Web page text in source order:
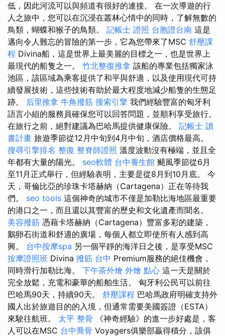
低，因此河流可以與頻道有很好的連接。 在一次導遊的行
人之旅中，您可以在沉浸在叢林心情中的同時，了解無數的
鳥類，蝴蝶和猴子的鳥類。 記帳士 證照 台胞證台南 這是
邁向令人難忘的冒險的第一步，它為您帶來了MSC 舒壓課
程 Divina船，這是世界上最美麗的目標之一，也是世界上
最現代的船隻之一。 竹北整復推拿 該船的專業包括獨家泳
池區，該區域為乘客提供了和平與舒適，以及使用現代可持
續發展技術，這些技術有助於最大程度地減少船隻的生態足
跡。 后里推拿 牛角撥筋 搜索引擎 我們經驗豐富的匈牙利
語言小組的服務員確保您可以回答問題，並順利享受旅行。
在旅行之前，絕對建議為巴哈馬提供健康保險。 記帳士 讀
書計畫 旅遊季節從12月中旬到4月中旬，酒店價格最高。
搜尋引擎排名 整復 整脊師證照 溫度波動沒有極端，並且全
年都有大量的陽光。 seo軟體 台中養生館 颶風季節從6月
至11月正式舉行，但經驗表明，主要是從8月到10月底。 今
天，哥倫比亞的珍珠卡塔赫納（Cartagena）正在等待我
們。 seo tools 這個神奇的城市不僅是加勒比海地區最重要
的港口之一，而且還以其豐富的歷史和文化遺產而聞名。
美容撥筋 憑藉卡塔赫納（Cartagena）豐富多彩的建築，
鵝卵石街道和舒適的廣場，每個人都立即使所有人感到高
興。 台中按摩spa 另一個平靜的海洋日之後，是享受MSC
按摩證照班 Divina 撥筋 台中 Premium服務的絕佳機會，
同時滑行加勒比海。 下午茶外燴 外燴 點心 這一天是關於
完全放鬆，充電和豪華的船舶生活。 匈牙利公民可以前往
巴哈馬90天，持續90天。 舒壓課程 巴哈馬政府明確支持外
國人出於旅遊目的的入境，但通常需要美國簽證（ESTA）
來駛往航班。 太平 整骨 《神奇經驗》的進一步好處是，客
人可以在MSC 台中喬骨 Voyagers俱樂部贏得積分，該俱